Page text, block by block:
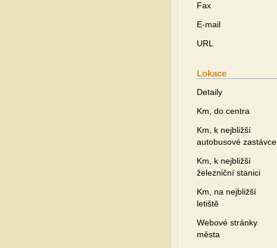
Fax
E-mail
URL
Lokace
Detaily
Km, do centra
Km, k nejbližší
autobusové zastávce
Km, k nejbližší
železniční stanici
Km, na nejbližší
letiště
Webové stránky
města